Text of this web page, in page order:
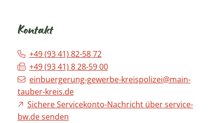
Kontakt
+49 (93 41) 82-58 72
+49 (93 41) 8 28-59 00
einbuergerung-gewerbe-kreispolizei@main-
tauber-kreis.de
Sichere Servicekonto-Nachricht über service-
bw.de senden